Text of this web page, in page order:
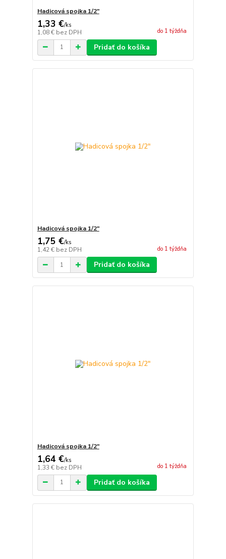
Hadicová spojka 1/2"
1,33 €/ks
1,08 € bez DPH do 1 týždňa
Pridať do košíka
Hadicová spojka 1/2"
1,75 €/ks
1,42 € bez DPH do 1 týždňa
Pridať do košíka
Hadicová spojka 1/2"
1,64 €/ks
1,33 € bez DPH do 1 týždňa
Pridať do košíka